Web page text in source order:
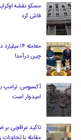
مسکو نقشه
فاش کرد
معامله
چین درآمد!
امیدوار است
تاکید عراقچی
مقابله با